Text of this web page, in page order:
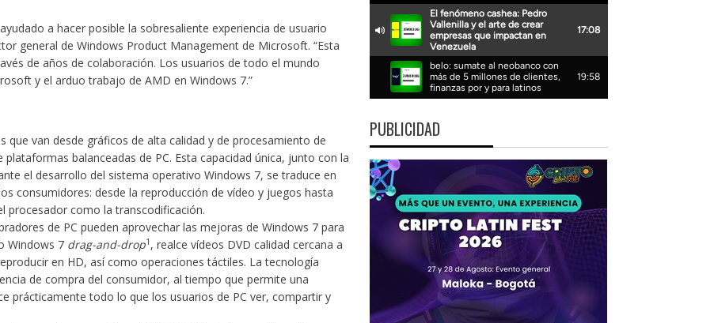
a hacer posible la sobresaliente experiencia de usuario
general de Windows Product Management de Microsoft. “Esta
de años de colaboración. Los usuarios de todo el mundo
y el arduo trabajo de AMD en Windows 7.”
que van desde gráficos de alta calidad y de procesamiento de
balanceadas de PC. Esta capacidad única, junto con la
el desarrollo del sistema operativo Windows 7, se traduce en
consumidores: desde la reproducción de vídeo y juegos hasta
procesador como la transcodificación.
de PC pueden aprovechar las mejoras de Windows 7 para
Windows 7 drag-and-drop1 , realce vídeos DVD calidad cercana a
en HD, así como operaciones táctiles. La tecnología
de compra del consumidor, al tiempo que permite una
prácticamente todo lo que los usuarios de PC ver, compartir y
PUBLICIDAD